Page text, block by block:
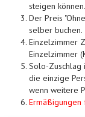
steigen können.
Der Preis
selber buchen.
Einzelzimmer
Einzelzimmer
Solo-Zuschlag
die einzige
wenn weitere
Ermäßigungen